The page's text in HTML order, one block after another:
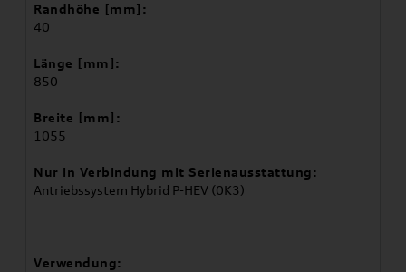
Randhöhe [mm]:
40
Länge [mm]:
850
Breite [mm]:
1055
Nur in Verbindung mit Serienausstattung:
Antriebssystem Hybrid P-HEV (0K3)
Verwendung: